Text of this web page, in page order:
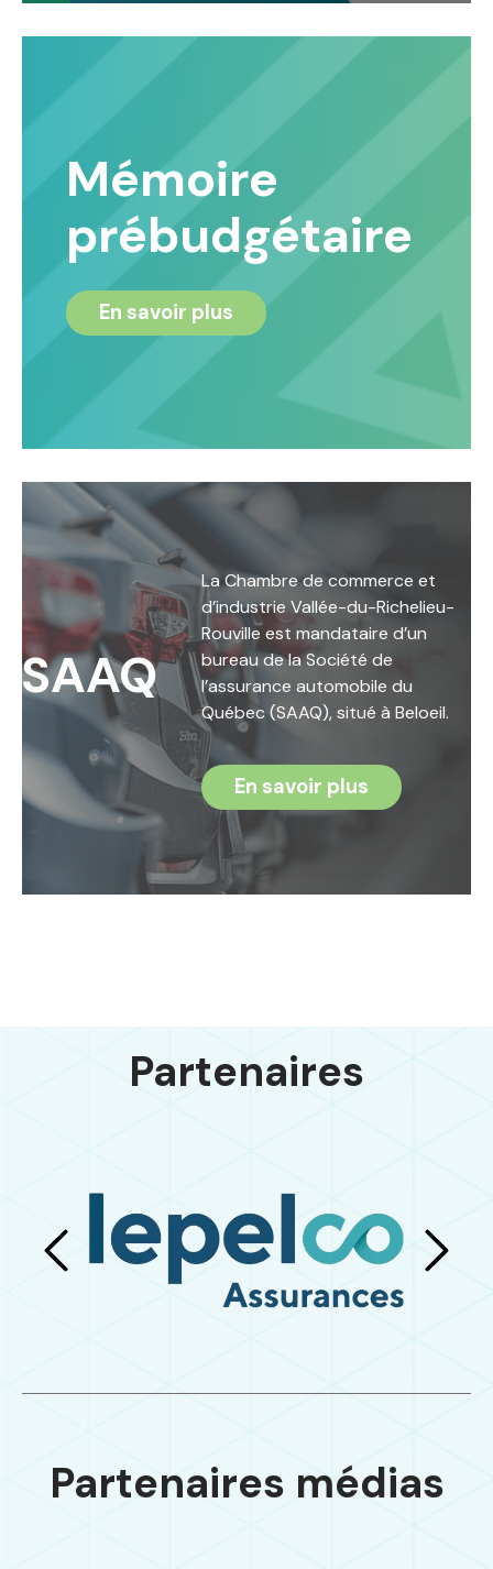
Mémoire
prébudgétaire
En savoir plus
SAAQ
La Chambre de commerce et
d’industrie Vallée-du-Richelieu-
Rouville est mandataire d’un
bureau de la Société de
l’assurance automobile du
Québec (SAAQ), situé à Beloeil.
En savoir plus
Partenaires
Partenaires médias